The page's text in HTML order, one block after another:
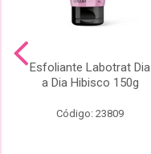
Esfoliante Labotrat Dia
a Dia Hibisco 150g
Código: 23809